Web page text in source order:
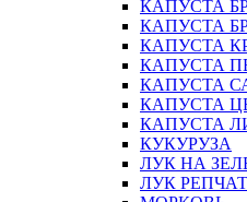
КАПУСТА
КАПУСТА
КАПУСТА
КАПУСТА
КАПУСТА
КАПУСТА
КАПУСТА
КУКУРУЗА
ЛУК НА
ЛУК